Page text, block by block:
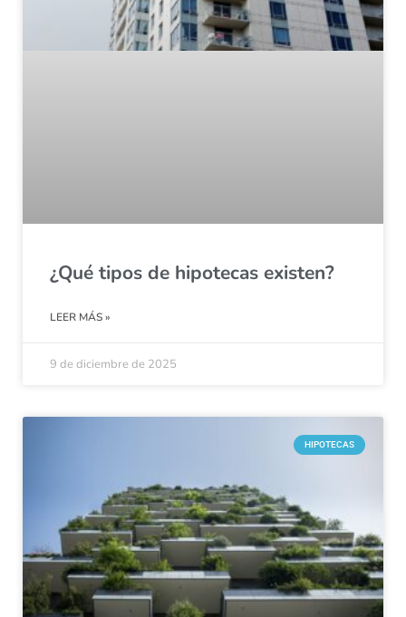
¿Qué tipos de hipotecas existen?
LEER MÁS »
9 de diciembre de 2025
HIPOTECAS